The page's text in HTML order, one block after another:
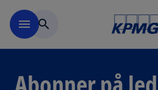
menu search